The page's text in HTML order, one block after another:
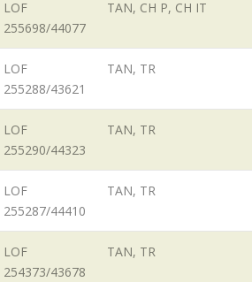
LOF
255698/44077
TAN, CH P, CH IT
LOF
255288/43621
TAN, TR
LOF
255290/44323
TAN, TR
LOF
255287/44410
TAN, TR
LOF
254373/43678
TAN, TR